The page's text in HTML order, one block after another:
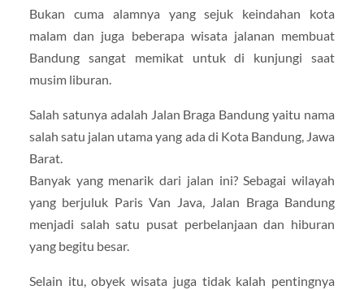
Bukan cuma alamnya yang sejuk keindahan kota
malam dan juga beberapa wisata jalanan membuat
Bandung sangat memikat untuk di kunjungi saat
musim liburan.
Salah satunya adalah Jalan Braga Bandung yaitu nama
salah satu jalan utama yang ada di Kota Bandung, Jawa
Barat.
Banyak yang menarik dari jalan ini? Sebagai wilayah
yang berjuluk Paris Van Java, Jalan Braga Bandung
menjadi salah satu pusat perbelanjaan dan hiburan
yang begitu besar.
Selain itu, obyek wisata juga tidak kalah pentingnya